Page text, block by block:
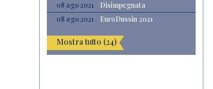
08 ago 2021
Disimpegnata
08 ago 2021
EuroDussin 2021
Mostra tutto (24)